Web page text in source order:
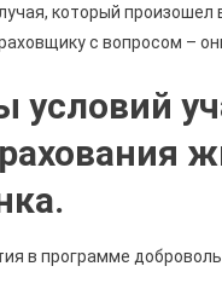
который
с вопросом –
условий